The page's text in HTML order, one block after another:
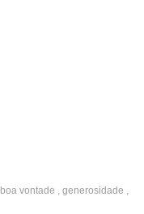
boa vontade generosidade